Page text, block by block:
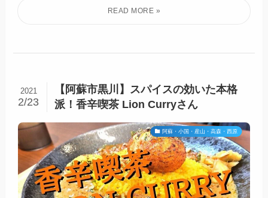
【阿蘇市黒川】スパイスの効いた本格
派！香辛喫茶 Lion Curryさん
2021
2/23
阿蘇・小国・産山・高森・西原